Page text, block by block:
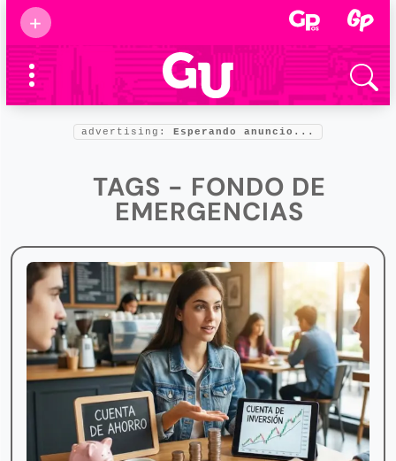
+
Supermamás
2025
Marcas de
confianza
Foro salud
advertising: Esperando anuncio...
TAGS - FONDO DE
EMERGENCIAS